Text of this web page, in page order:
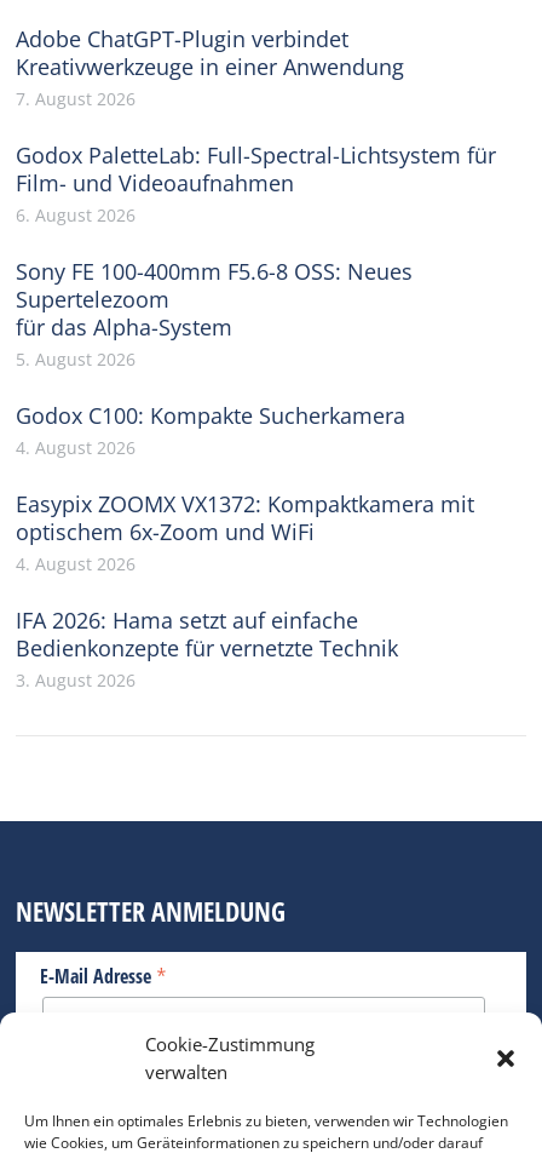
Cookie-Zustimmung
verwalten
Um Ihnen ein optimales Erlebnis zu bieten, verwenden wir Technologien
wie Cookies, um Geräteinformationen zu speichern und/oder darauf
Adobe ChatGPT-Plugin verbindet
Kreativwerkzeuge in einer Anwendung
7. August 2026
Godox PaletteLab: Full-Spectral-Lichtsystem für
Film- und Videoaufnahmen
6. August 2026
Sony FE 100-400mm F5.6-8 OSS: Neues
Supertelezoom
für das Alpha-System
5. August 2026
Godox C100: Kompakte Sucherkamera
4. August 2026
Easypix ZOOMX VX1372: Kompaktkamera mit
optischem 6x-Zoom und WiFi
4. August 2026
IFA 2026: Hama setzt auf einfache
Bedienkonzepte für vernetzte Technik
3. August 2026
NEWSLETTER ANMELDUNG
E-Mail Adresse *
Bitte geben Sie Ihre E-Mail Adresse ein.
*